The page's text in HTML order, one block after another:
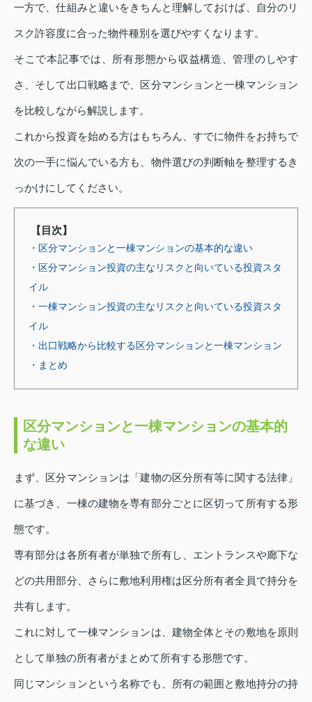
一方で、仕組みと違いをきちんと理解しておけば、自分のリ
スク許容度に合った物件種別を選びやすくなります。
そこで本記事では、所有形態から収益構造、管理のしやす
さ、そして出口戦略まで、区分マンションと一棟マンション
を比較しながら解説します。
これから投資を始める方はもちろん、すでに物件をお持ちで
次の一手に悩んでいる方も、物件選びの判断軸を整理するき
っかけにしてください。
【目次】
・区分マンションと一棟マンションの基本的な違い
・区分マンション投資の主なリスクと向いている投資スタ
イル
・一棟マンション投資の主なリスクと向いている投資スタ
イル
・出口戦略から比較する区分マンションと一棟マンション
・まとめ
区分マンションと一棟マンションの基本的
な違い
まず、区分マンションは「建物の区分所有等に関する法律」
に基づき、一棟の建物を専有部分ごとに区切って所有する形
態です。
専有部分は各所有者が単独で所有し、エントランスや廊下な
どの共用部分、さらに敷地利用権は区分所有者全員で持分を
共有します。
これに対して一棟マンションは、建物全体とその敷地を原則
として単独の所有者がまとめて所有する形態です。
同じマンションという名称でも、所有の範囲と敷地持分の持